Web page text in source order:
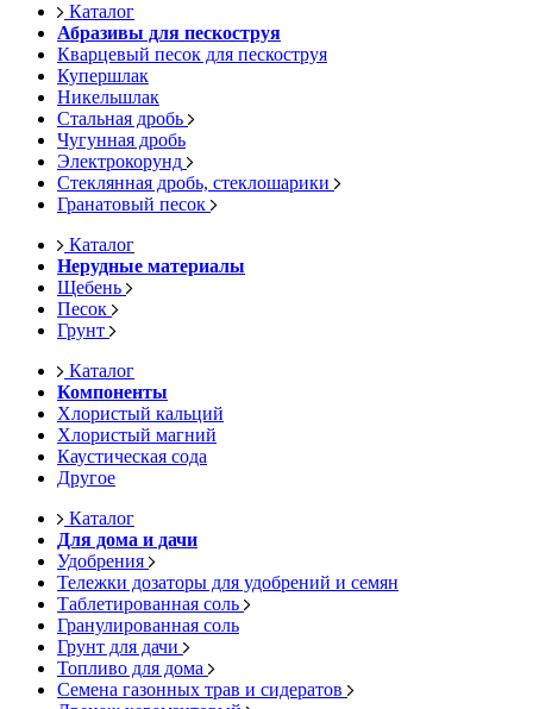
Каталог
Абразивы для пескоструя
Кварцевый песок для пескоструя
Купершлак
Никельшлак
Стальная дробь
Чугунная дробь
Электрокорунд
Стеклянная дробь, стеклошарики
Гранатовый песок
Каталог
Нерудные материалы
Щебень
Песок
Грунт
Каталог
Компоненты
Хлористый кальций
Хлористый магний
Каустическая сода
Другое
Каталог
Для дома и дачи
Удобрения
Тележки дозаторы для удобрений и семян
Таблетированная соль
Гранулированная соль
Грунт для дачи
Топливо для дома
Семена газонных трав и сидератов